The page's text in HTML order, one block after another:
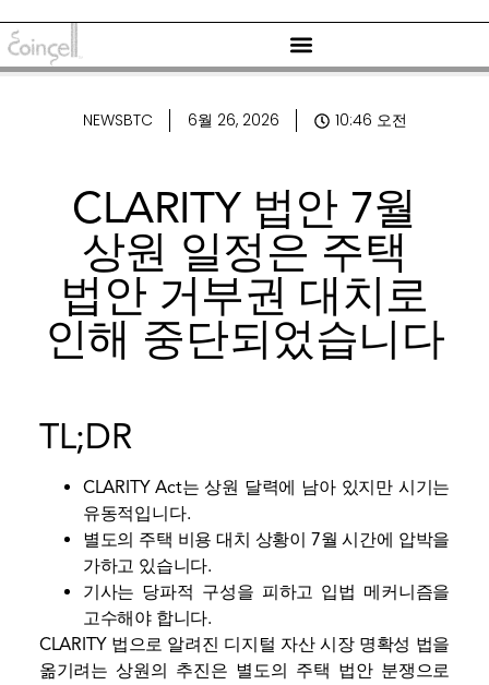
NEWSBTC 6월 26, 2026 10:46 오전
CLARITY 법안 7월
상원 일정은 주택
법안 거부권 대치로
인해 중단되었습니다
TL;DR
CLARITY Act는 상원 달력에 남아 있지만 시기는
유동적입니다.
별도의 주택 비용 대치 상황이 7월 시간에 압박을
가하고 있습니다.
기사는 당파적 구성을 피하고 입법 메커니즘을
고수해야 합니다.
CLARITY 법으로 알려진 디지털 자산 시장 명확성 법을
옮기려는 상원의 추진은 별도의 주택 법안 분쟁으로